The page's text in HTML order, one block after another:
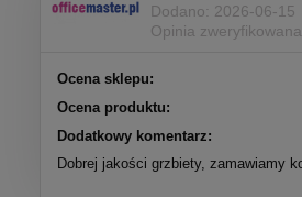
Dodano: 2026-06-15
Opinia zweryfikowana
Ocena sklepu:
Ocena produktu:
Dodatkowy komentarz:
Dobrej jakości grzbiety, zamawiamy